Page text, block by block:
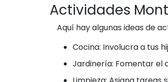
Actividades
Aquí hay algunas ideas de
Cocina: Involucra a tus
Jardinería: Fomentar el